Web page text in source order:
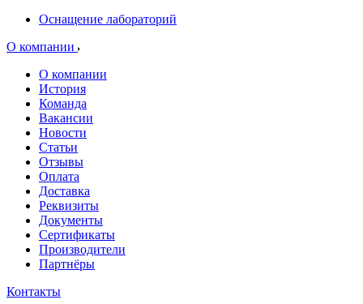
Оснащение лабораторий
О компании
О компании
История
Команда
Вакансии
Новости
Статьи
Отзывы
Оплата
Доставка
Реквизиты
Документы
Сертификаты
Производители
Партнёры
Контакты